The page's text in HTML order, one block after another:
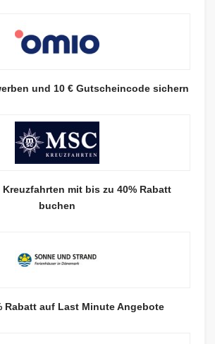
und 10 € Gutscheincode sichern
mit bis zu 40% Rabatt
buchen
Rabatt auf Last Minute Angebote